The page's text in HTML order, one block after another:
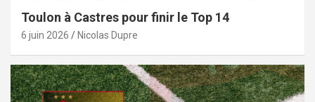
Toulon à Castres pour finir le Top 14
6 juin 2026 Nicolas Dupre